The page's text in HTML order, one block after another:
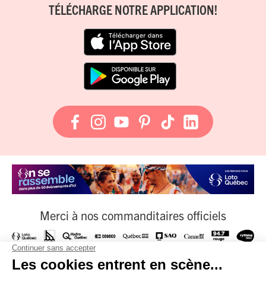
TÉLÉCHARGE NOTRE APPLICATION!
Merci à nos commanditaires officiels
À nos fournisseurs officiels